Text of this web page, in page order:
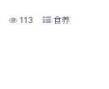
113 食养